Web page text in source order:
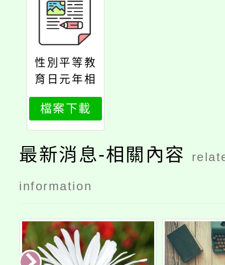
性別平等教
育日元年相
關活動資訊
檔案下載
最新消息-相關內容
information